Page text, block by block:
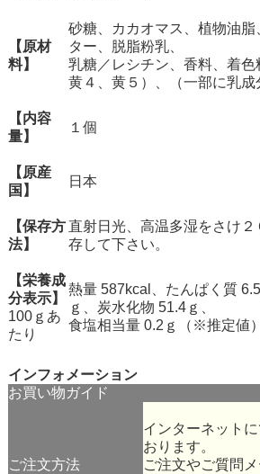
【原材
料】
砂糖、カカオマス、植物油
ター、脱脂粉乳、
乳糖／レシチン、香料、着色
黄４、黄５）、（一部に乳成
【内容
量】
１個
【原産
国】
日本
【保存方
法】
直射日光、高温多湿をさけ
存して下さい。
【栄養成
分表示】
100ｇあ
たり
熱量 587kcal、たんぱく質
ｇ、炭水化物 51.4ｇ、
食塩相当量 0.2ｇ（※推定値）
インフォメーション
お買い物ガイド
ご注文方法
インターネット
おります。
ご注文やご質問